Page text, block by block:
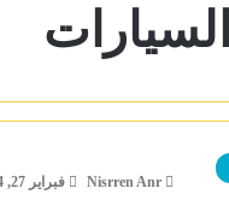
Nisrren Anr فبراير 27, 2024